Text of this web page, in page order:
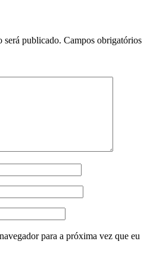
será publicado. Campos obrigatórios
para a próxima vez que eu